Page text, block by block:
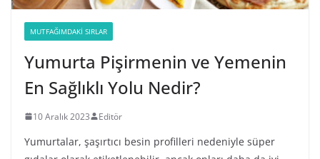
MUTFAĞIMDAKI SIRLAR
Yumurta Pişirmenin ve Yemenin
En Sağlıklı Yolu Nedir?
10 Aralık 2023 Editör
Yumurtalar, şaşırtıcı besin profilleri nedeniyle süper